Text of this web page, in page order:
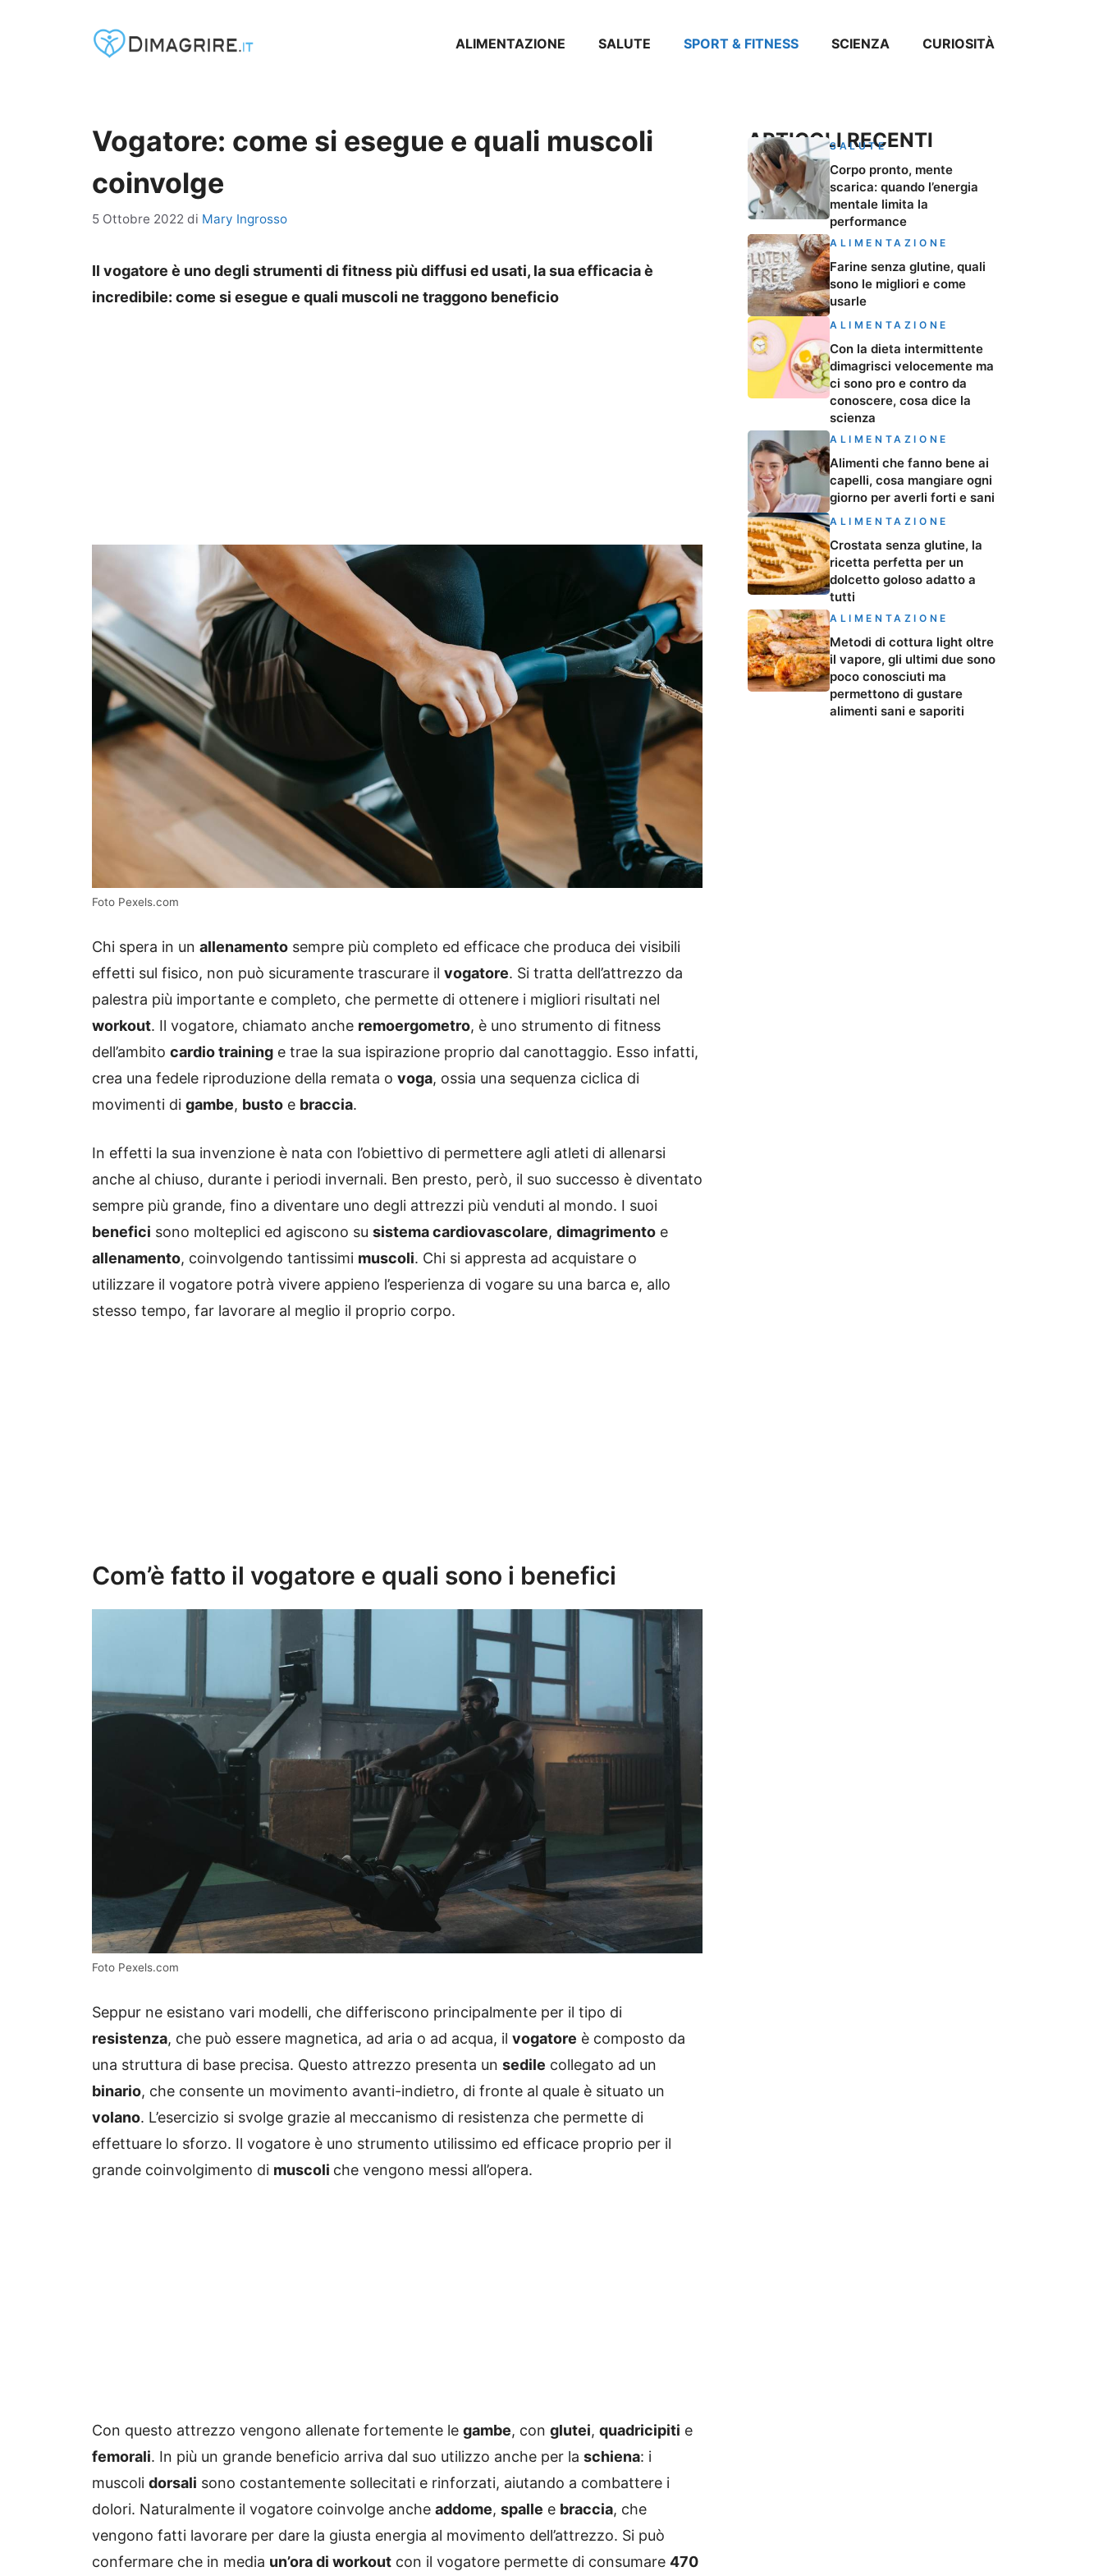
ALIMENTAZIONE SALUTE SPORT & FITNESS SCIENZA CURIOSITÀ
Vogatore: come si esegue e quali muscoli
coinvolge
5 Ottobre 2022 di Mary Ingrosso
Il vogatore è uno degli strumenti di fitness più diffusi ed usati, la sua efficacia è
incredibile: come si esegue e quali muscoli ne traggono beneficio
Foto Pexels.com
Chi spera in un allenamento sempre più completo ed efficace che produca dei visibili
effetti sul fisico, non può sicuramente trascurare il vogatore. Si tratta dell’attrezzo da
palestra più importante e completo, che permette di ottenere i migliori risultati nel
workout. Il vogatore, chiamato anche remoergometro, è uno strumento di fitness
dell’ambito cardio training e trae la sua ispirazione proprio dal canottaggio. Esso infatti,
crea una fedele riproduzione della remata o voga, ossia una sequenza ciclica di
movimenti di gambe, busto e braccia.
In effetti la sua invenzione è nata con l’obiettivo di permettere agli atleti di allenarsi
anche al chiuso, durante i periodi invernali. Ben presto, però, il suo successo è diventato
sempre più grande, fino a diventare uno degli attrezzi più venduti al mondo. I suoi
benefici sono molteplici ed agiscono su sistema cardiovascolare, dimagrimento e
allenamento, coinvolgendo tantissimi muscoli. Chi si appresta ad acquistare o
utilizzare il vogatore potrà vivere appieno l’esperienza di vogare su una barca e, allo
stesso tempo, far lavorare al meglio il proprio corpo.
Com’è fatto il vogatore e quali sono i benefici
Foto Pexels.com
Seppur ne esistano vari modelli, che differiscono principalmente per il tipo di
resistenza, che può essere magnetica, ad aria o ad acqua, il vogatore è composto da
una struttura di base precisa. Questo attrezzo presenta un sedile collegato ad un
binario, che consente un movimento avanti-indietro, di fronte al quale è situato un
volano. L’esercizio si svolge grazie al meccanismo di resistenza che permette di
effettuare lo sforzo. Il vogatore è uno strumento utilissimo ed efficace proprio per il
grande coinvolgimento di muscoli che vengono messi all’opera.
Con questo attrezzo vengono allenate fortemente le gambe, con glutei, quadricipiti e
femorali. In più un grande beneficio arriva dal suo utilizzo anche per la schiena: i
muscoli dorsali sono costantemente sollecitati e rinforzati, aiutando a combattere i
dolori. Naturalmente il vogatore coinvolge anche addome, spalle e braccia, che
vengono fatti lavorare per dare la giusta energia al movimento dell’attrezzo. Si può
confermare che in media un’ora di workout con il vogatore permette di consumare 470
ARTICOLI RECENTI
SALUTE
Corpo pronto, mente
scarica: quando l’energia
mentale limita la
performance
ALIMENTAZIONE
Farine senza glutine, quali
sono le migliori e come
usarle
ALIMENTAZIONE
Con la dieta intermittente
dimagrisci velocemente ma
ci sono pro e contro da
conoscere, cosa dice la
scienza
ALIMENTAZIONE
Alimenti che fanno bene ai
capelli, cosa mangiare ogni
giorno per averli forti e sani
ALIMENTAZIONE
Crostata senza glutine, la
ricetta perfetta per un
dolcetto goloso adatto a
tutti
ALIMENTAZIONE
Metodi di cottura light oltre
il vapore, gli ultimi due sono
poco conosciuti ma
permettono di gustare
alimenti sani e saporiti